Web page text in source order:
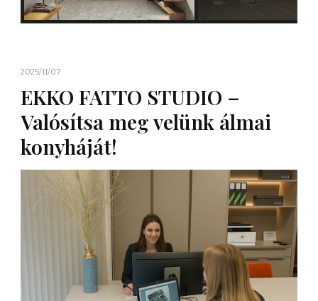
2025/11/07
EKKO FATTO STUDIO –
Valósítsa meg velünk álmai
konyháját!